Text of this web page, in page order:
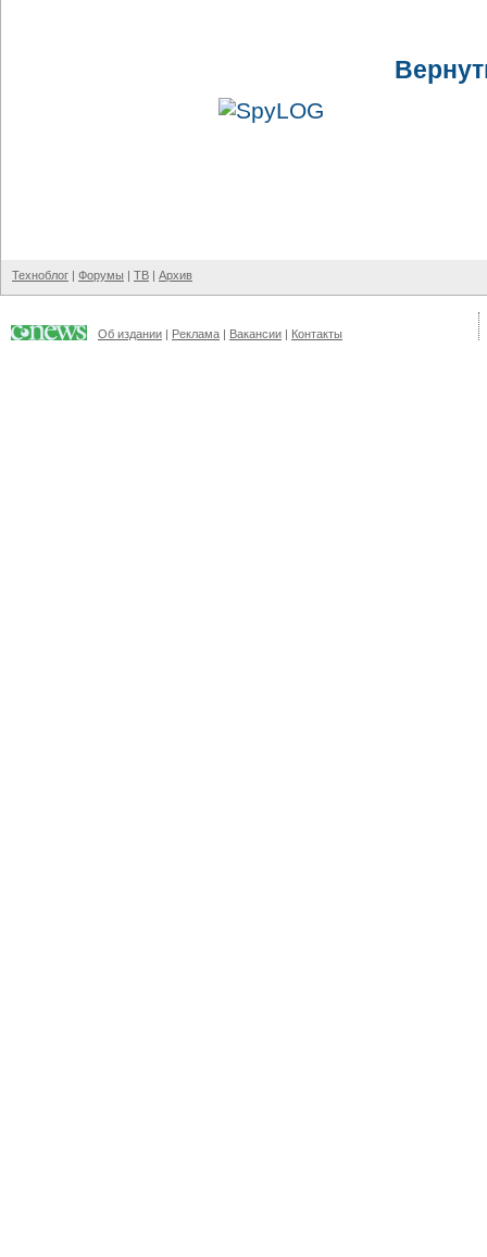
Техноблог | Форумы | ТВ | Архив
Об издании | Реклама | Вакансии | Контакты